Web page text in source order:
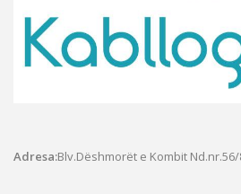
Adresa:Blv.Dëshmorët e Kombit Nd.nr.56/